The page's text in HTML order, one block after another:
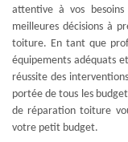
attentive à vos
meilleures décisions à
toiture. En tant que
équipements adéquats
réussite des
portée de tous les
de réparation toiture
votre petit budget.